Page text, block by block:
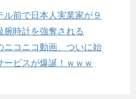
ル前で日本人実業家が９
腕時計を強奪される
ニコニコ動画、ついに始
ービスが爆誕！ｗｗｗ